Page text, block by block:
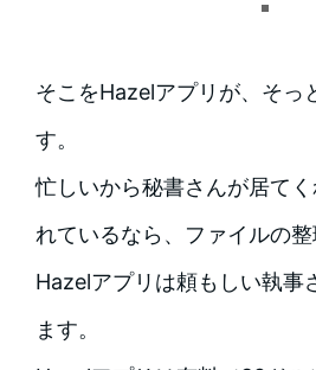
そこをHazelアプリが、そっ
す。
忙しいから秘書さんが居て
れているなら、ファイルの
Hazelアプリは頼もしい執事
ます。